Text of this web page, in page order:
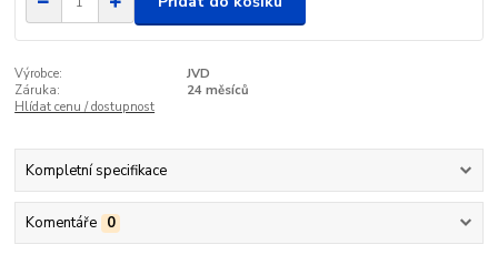
Výrobce:
JVD
Záruka:
24 měsíců
Hlídat cenu / dostupnost
Kompletní specifikace
Komentáře 0